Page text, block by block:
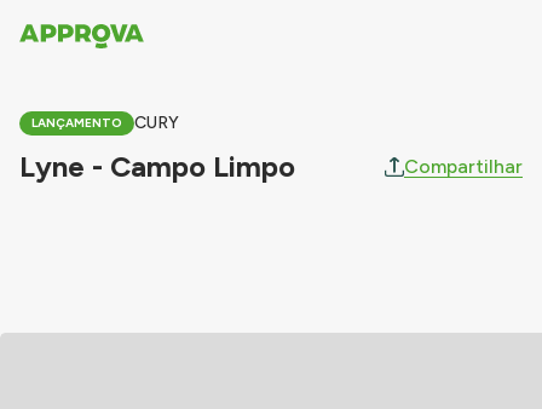
LANÇAMENTO CURY
Lyne - Campo Limpo Compartilhar